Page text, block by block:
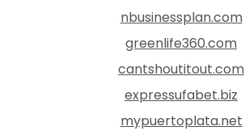
nbusinessplan.com
greenlife360.com
cantshoutitout.com
expressufabet.biz
mypuertoplata.net